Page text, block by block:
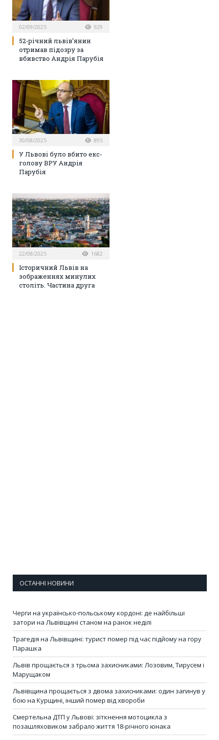
02/09/2025 929
52-річний львів’янин
отримав підозру за
вбивство Андрія Парубія
30/08/2025 895
У Львові було вбито екс-
голову ВРУ Андрія
Парубія
22/08/2025 1682
Історичний Львів на
зображеннях минулих
століть. Частина друга
ОСТАННІ НОВИНИ
Черги на українсько-польському кордоні: де найбільші
затори на Львівщині станом на ранок неділі
Трагедія на Львівщині: турист помер під час підйому на гору
Парашка
Львів прощається з трьома захисниками: Лозовим, Тирусем і
Марущаком
Львівщина прощається з двома захисниками: один загинув у
бою на Курщині, інший помер від хвороби
Смертельна ДТП у Львові: зіткнення мотоцикла з
позашляховиком забрало життя 18-річного юнака